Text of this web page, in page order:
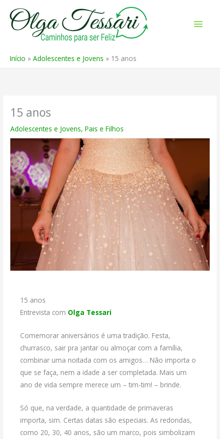
para
Início Adolescentes e Jovens 15 anos
15 anos
Adolescentes e Jovens,Pais e Filhos
15 anos
Entrevista com Olga Tessari
Comemorar aniversários é uma tradição. Festa,
churrasco, sair pra jantar ou almoçar com a família,
combinar uma noitada com os amigos… Não importa o
que se faça, nem a idade a ser completada. Mais um
ano de vida sempre merece um – tim-tim! – brinde.
Só que, na verdade, a quantidade de primaveras
importa, sim. Certas datas são especiais. As redondas,
como 20, 30, 40 anos, são um marco, pois simbolizam